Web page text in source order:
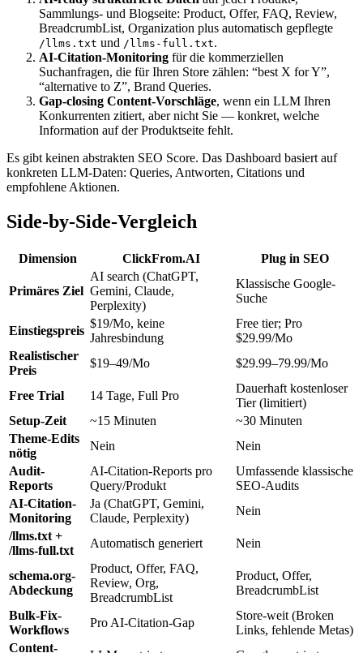
Sammlungs- und Blogseite: Product, Offer, FAQ, Review,
BreadcrumbList, Organization plus automatisch gepflegte
/llms.txt und /llms-full.txt.
AI-Citation-Monitoring für die kommerziellen
Suchanfragen, die für Ihren Store zählen: “best X for Y”,
“alternative to Z”, Brand Queries.
Gap-closing Content-Vorschläge, wenn ein LLM Ihren
Konkurrenten zitiert, aber nicht Sie — konkret, welche
Information auf der Produktseite fehlt.
Es gibt keinen abstrakten SEO Score. Das Dashboard basiert auf
konkreten LLM-Daten: Queries, Antworten, Citations und
empfohlene Aktionen.
Side-by-Side-Vergleich
Dimension ClickFrom.AI Plug in SEO
Primäres Ziel
AI search (ChatGPT,
Gemini, Claude,
Perplexity)
Klassische Google-
Suche
Einstiegspreis
$19/Mo, keine
Jahresbindung
Free tier; Pro
$29.99/Mo
Realistischer
Preis
$19–49/Mo $29.99–79.99/Mo
Free Trial 14 Tage, Full Pro
Dauerhaft kostenloser
Tier (limitiert)
Setup-Zeit
~15 Minuten
~30 Minuten
Theme-Edits
nötig
Nein
Nein
Audit-
Reports
AI-Citation-Reports pro
Query/Produkt
Umfassende klassische
SEO-Audits
AI-Citation-
Monitoring
Ja (ChatGPT, Gemini,
Claude, Perplexity)
Nein
/llms.txt +
/llms-full.txt
Automatisch generiert Nein
schema.org-
Abdeckung
Product, Offer, FAQ,
Review, Org,
BreadcrumbList
Product, Offer,
BreadcrumbList
Bulk-Fix-
Workflows
Pro AI-Citation-Gap
Store-weit (Broken
Links, fehlende Metas)
Content-